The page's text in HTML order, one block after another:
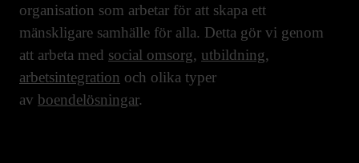
organisation som arbetar för att skapa ett
mänskligare samhälle för alla. Detta gör vi genom
att arbeta med social omsorg, utbildning,
arbetsintegration och olika typer
av boendelösningar.